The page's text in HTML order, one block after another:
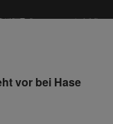
vor bei Hase